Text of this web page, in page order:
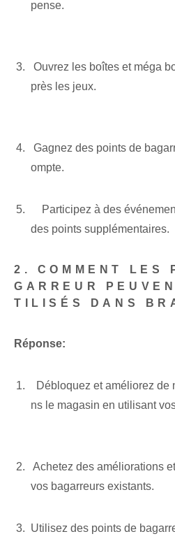
pense.
‌Ouvrez les boîtes et méga
près les jeux.
Gagnez des points de
ompte.
Participez à des
des ‌points supplémentaires.
2. COMMENT LES
GARREUR
TILISÉS DANS
Réponse:
Débloquez et améliorez
ns le magasin en utilisant
⁣Achetez des améliorations
vos bagarreurs existants.
Utilisez des points de